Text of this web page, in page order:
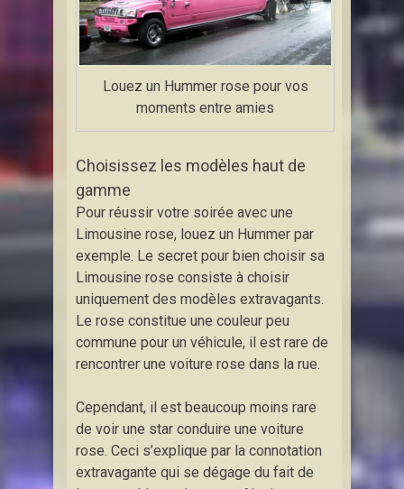
Louez un Hummer rose pour vos
moments entre amies
Choisissez les modèles haut de
gamme
Pour réussir votre soirée avec une
Limousine rose, louez un Hummer par
exemple. Le secret pour bien choisir sa
Limousine rose consiste à choisir
uniquement des modèles extravagants.
Le rose constitue une couleur peu
commune pour un véhicule, il est rare de
rencontrer une voiture rose dans la rue.
Cependant, il est beaucoup moins rare
de voir une star conduire une voiture
rose. Ceci s’explique par la connotation
extravagante qui se dégage du fait de